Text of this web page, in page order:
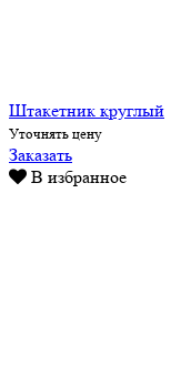
Штакетник круглый
Уточнять цену
Заказать
В избранное